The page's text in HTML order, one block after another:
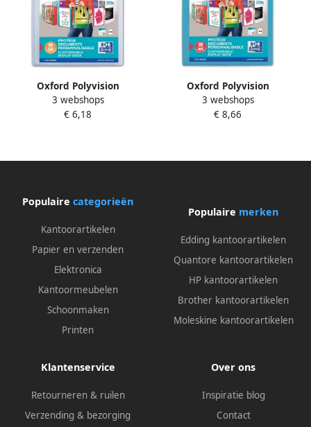
Oxford Polyvision
personaliseerbare
presentatiealbum formaat
3 webshops
€ 6,18
Oxford Polyvision
personaliseerbare
presentatiealbum formaat
3 webshops
€ 8,66
Populaire categorieën
Kantoorartikelen
Papier en verzenden
Elektronica
Kantoormeubelen
Schoonmaken
Printen
Populaire merken
Edding kantoorartikelen
Quantore kantoorartikelen
HP kantoorartikelen
Brother kantoorartikelen
Moleskine kantoorartikelen
Klantenservice
Retourneren & ruilen
Verzending & bezorging
Over ons
Inspiratie blog
Contact